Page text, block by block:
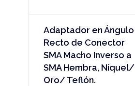
Adaptador en Ángulo
Recto de Conector
SMA Macho Inverso a
SMA Hembra, Níquel/
Oro/ Teflón.